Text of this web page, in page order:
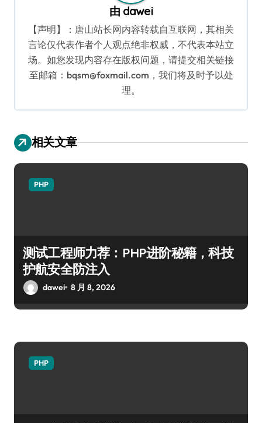
由 dawei
【声明】：唐山站长网内容转载自互联网，其相关
言论仅代表作者个人观点绝非权威，不代表本站立
场。如您发现内容存在版权问题，请提交相关链接
至邮箱：bqsm@foxmail.com，我们将及时予以处
理。
相关文章
PHP
测试工程师力荐：PHP进阶秘籍，科技
护航安全防注入
dawei 8 月 8, 2026
PHP